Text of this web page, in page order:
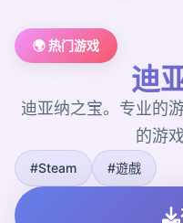
🌍 热门游戏
迪
迪亚纳之宝。专业的
的游
#Steam #遊戲